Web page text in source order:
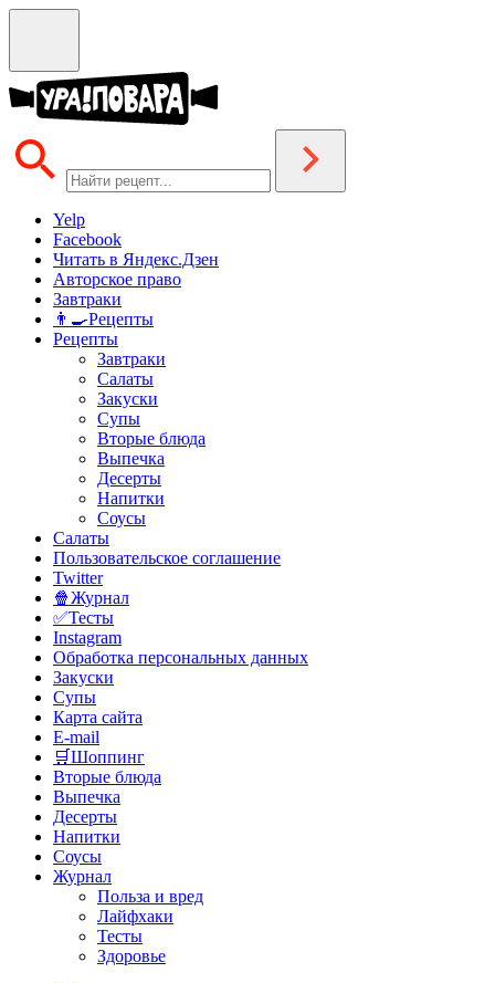
Yelp
Facebook
Читать в Яндекс.Дзен
Авторское право
Завтраки
👨‍🍳Рецепты
Рецепты
Завтраки
Салаты
Закуски
Супы
Вторые блюда
Выпечка
Десерты
Напитки
Соусы
Салаты
Пользовательское соглашение
Twitter
🍿Журнал
✅Тесты
Instagram
Обработка персональных данных
Закуски
Супы
Карта сайта
E-mail
🛒Шоппинг
Вторые блюда
Выпечка
Десерты
Напитки
Соусы
Журнал
Польза и вред
Лайфхаки
Тесты
Здоровье